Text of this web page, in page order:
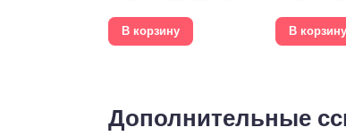
В корзину В корзину
Дополнительные